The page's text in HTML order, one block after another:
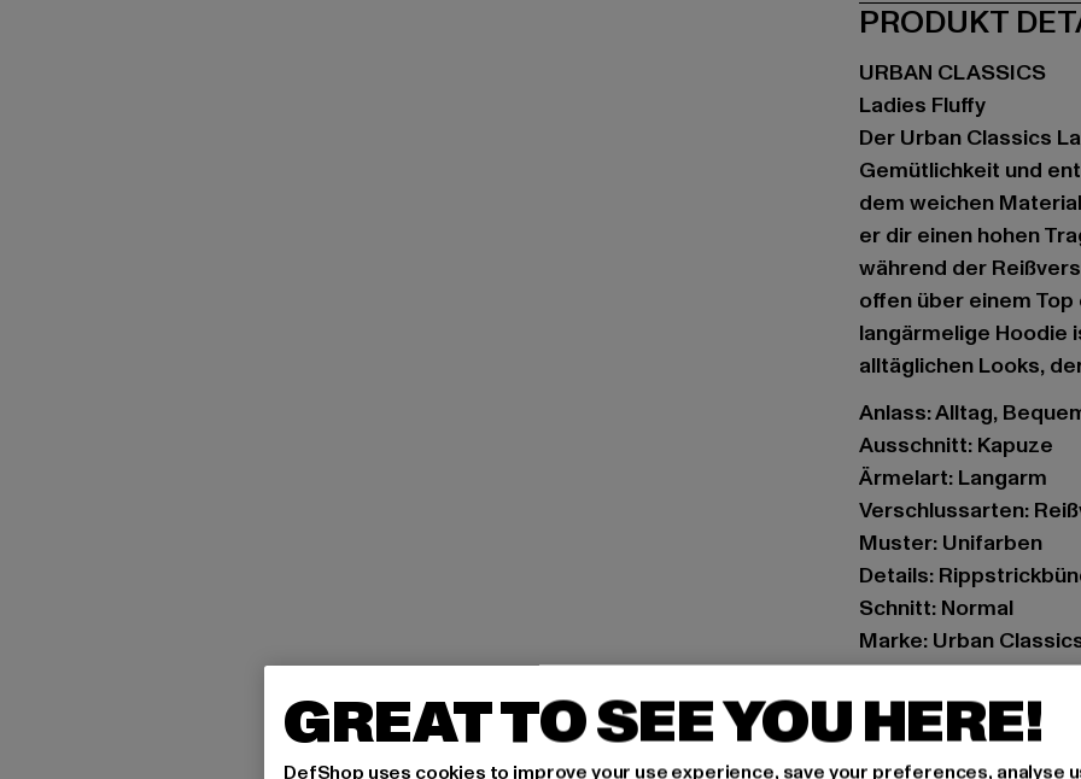
PRODUKT
URBAN CLASSICS
Ladies Fluffy
Der Urban Classics
Gemütlichkeit und
dem weichen
er dir einen hohen
während der
offen über einem
langärmelige Hoodie
alltäglichen Looks,
Anlass: Alltag,
Ausschnitt: Kapuze
Ärmelart: Langarm
Verschlussarten:
Muster: Unifarben
Details:
Schnitt: Normal
Marke: Urban
Kat.: Zip Hoodies
Farbe: violet
Hersteller Farbe:
GREAT TO SEE YOU HERE!
DefShop uses cookies to improve your use experience, save your preferences, analyse